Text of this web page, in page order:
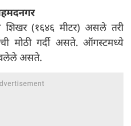
उंच शिखर (१६४६ मीटर) असले तरी
मोठी गर्दी असते. ऑगस्टमध्ये
असते.